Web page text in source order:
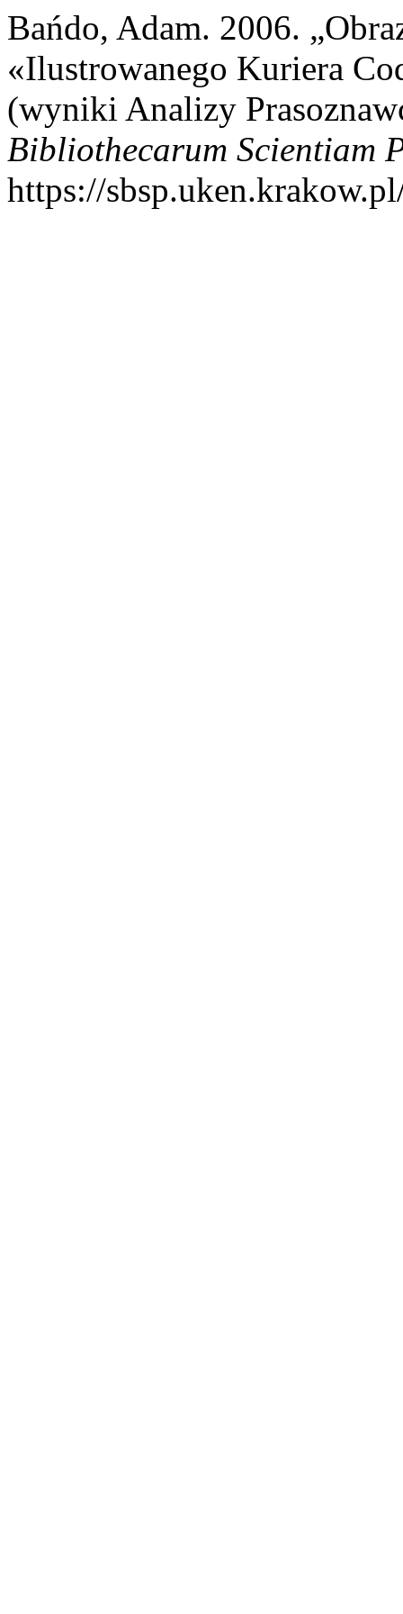
Bańdo, Adam. 2006.
«Ilustrowanego Kuriera
(wyniki Analizy
Bibliothecarum Scientiam
https://